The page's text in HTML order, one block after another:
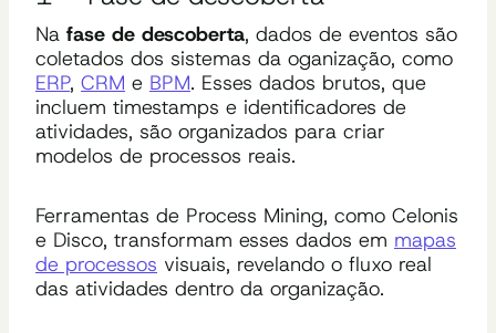
Na fase de descoberta, dados de eventos são
coletados dos sistemas da oganização, como
ERP, CRM e BPM. Esses dados brutos, que
incluem timestamps e identificadores de
atividades, são organizados para criar
modelos de processos reais.
Ferramentas de Process Mining, como Celonis
e Disco, transformam esses dados em mapas
de processos visuais, revelando o fluxo real
das atividades dentro da organização.